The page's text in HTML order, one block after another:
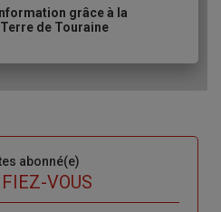
grâce à la
de Touraine
abonné(e)
VOUS